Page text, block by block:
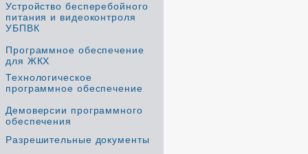
Устройство бесперебойного
питания и видеоконтроля
УБПВК
Программное обеспечение
для ЖКХ
Технологическое
программное обеспечение
Демоверсии программного
обеспечения
Разрешительные документы